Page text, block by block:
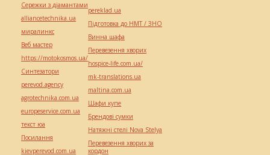
Сережки з діамантами
alliancetechnika.ua
миралинкс
Веб мастер
https://motokosmos.ua/
Синтезатори
perevod.agency
agrotechnika.com.ua
europeservice.com.ua
текст юа
Посилання
kievperevod.com.ua
pereklad.ua
Підготовка до НМТ / ЗНО
Винна шафа
Перевезення хворих
hospice-life.com.ua/
mk-translations.ua
maltina.com.ua
Шафи купе
Брендові сумки
Натяжні стелі Nova Stelya
Перевезення хворих за
кордон